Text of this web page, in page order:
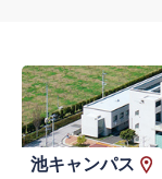
池キャンパス